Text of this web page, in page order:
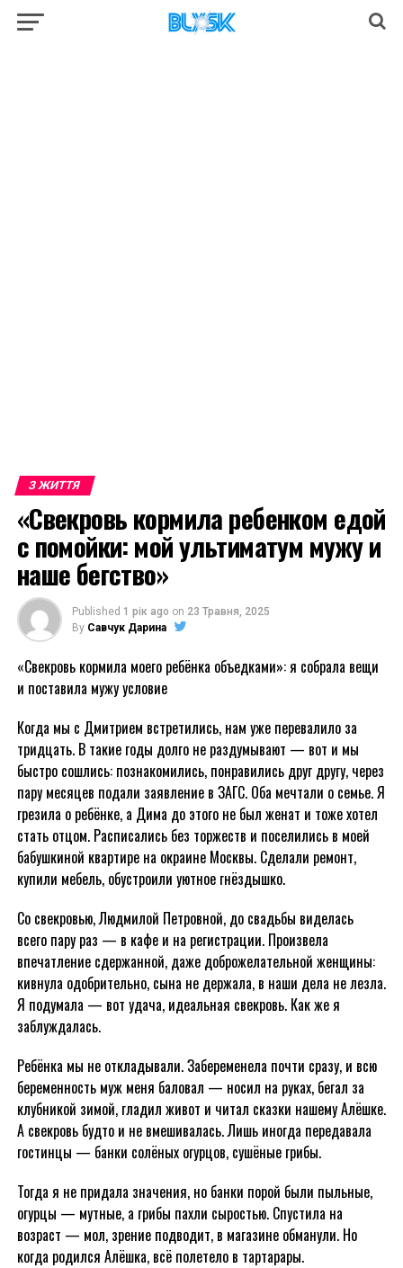
З ЖИТТЯ
«Свекровь кормила ребенком едой
с помойки: мой ультиматум мужу и
наше бегство»
Published 1 рік ago on 23 Травня, 2025
By Савчук Дарина
«Свекровь кормила моего ребёнка объедками»: я собрала вещи
и поставила мужу условие
Когда мы с Дмитрием встретились, нам уже перевалило за
тридцать. В такие годы долго не раздумывают — вот и мы
быстро сошлись: познакомились, понравились друг другу, через
пару месяцев подали заявление в ЗАГС. Оба мечтали о семье. Я
грезила о ребёнке, а Дима до этого не был женат и тоже хотел
стать отцом. Расписались без торжеств и поселились в моей
бабушкиной квартире на окраине Москвы. Сделали ремонт,
купили мебель, обустроили уютное гнёздышко.
Со свекровью, Людмилой Петровной, до свадьбы виделась
всего пару раз — в кафе и на регистрации. Произвела
впечатление сдержанной, даже доброжелательной женщины:
кивнула одобрительно, сына не держала, в наши дела не лезла.
Я подумала — вот удача, идеальная свекровь. Как же я
заблуждалась.
Ребёнка мы не откладывали. Забеременела почти сразу, и всю
беременность муж меня баловал — носил на руках, бегал за
клубникой зимой, гладил живот и читал сказки нашему Алёшке.
А свекровь будто и не вмешивалась. Лишь иногда передавала
гостинцы — банки солёных огурцов, сушёные грибы.
Тогда я не придала значения, но банки порой были пыльные,
огурцы — мутные, а грибы пахли сыростью. Спустила на
возраст — мол, зрение подводит, в магазине обманули. Но
когда родился Алёшка, всё полетело в тартарары.